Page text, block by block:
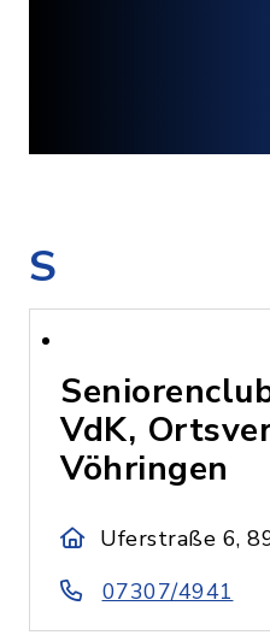
S
VdK,
Vöhringen
Uferstraße 6,
07307/4941